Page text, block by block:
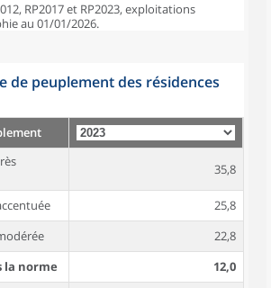
RP2017 et RP2023, exploitations
au 01/01/2026.
de peuplement des résidences
35,8
25,8
22,8
la norme
12,0